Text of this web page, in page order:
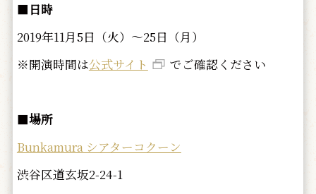
■ 日時
2019年11月5日（火）～25日（月）
※開演時間は公式サイト でご確認ください
■場所
Bunkamura シアターコクーン
渋谷区道玄坂2-24-1